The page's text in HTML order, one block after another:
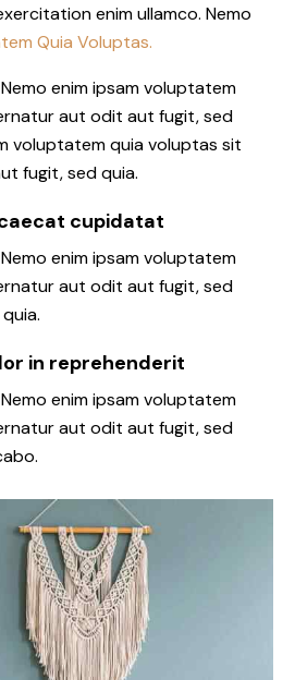
enim ullamco. Nemo
Quia Voluptas.
enim ipsam voluptatem
aut odit aut fugit, sed
voluptatem quia voluptas sit
fugit, sed quia.
cupidatat
enim ipsam voluptatem
aut odit aut fugit, sed
in reprehenderit
enim ipsam voluptatem
aut odit aut fugit, sed